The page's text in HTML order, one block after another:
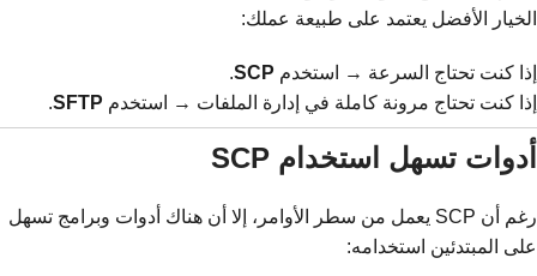
الخيار الأفضل يعتمد على طبيعة عملك:
إذا كنت تحتاج السرعة → استخدم SCP
.
إذا كنت تحتاج مرونة كاملة في إدارة الملفات → استخدم SFTP
.
أدوات تسهل استخدام SCP
رغم أن SCP يعمل من سطر الأوامر، إلا أن هناك أدوات وبرامج تسهل
على المبتدئين استخدامه: